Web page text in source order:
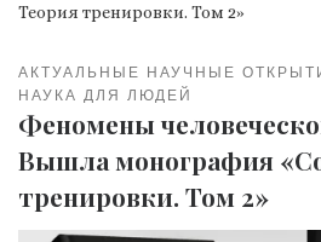
Теория тренировки. Том 2»
АКТУАЛЬНЫЕ НАУЧНЫЕ
НАУКА ДЛЯ ЛЮДЕЙ
Феномены
Вышла монография
тренировки. Том 2»